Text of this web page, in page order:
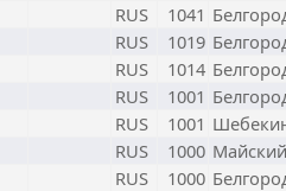
RUS 1041
RUS 1019
RUS 1014
RUS 1001
RUS 1001
RUS 1000 Майский
RUS 1000